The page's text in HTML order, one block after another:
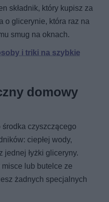
składnik, który kupisz za
o glicerynie, która raz na
smug na oknach.
i triki na szybkie
domowy
czyszczącego
ciepłej wody,
jednej łyżki gliceryny.
lub butelce ze
żadnych specjalnych